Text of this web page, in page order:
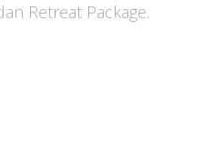
Retreat Package.